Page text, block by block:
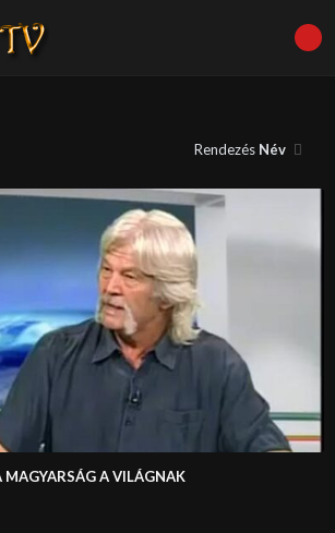
Rendezés Név
A VILÁGNAK